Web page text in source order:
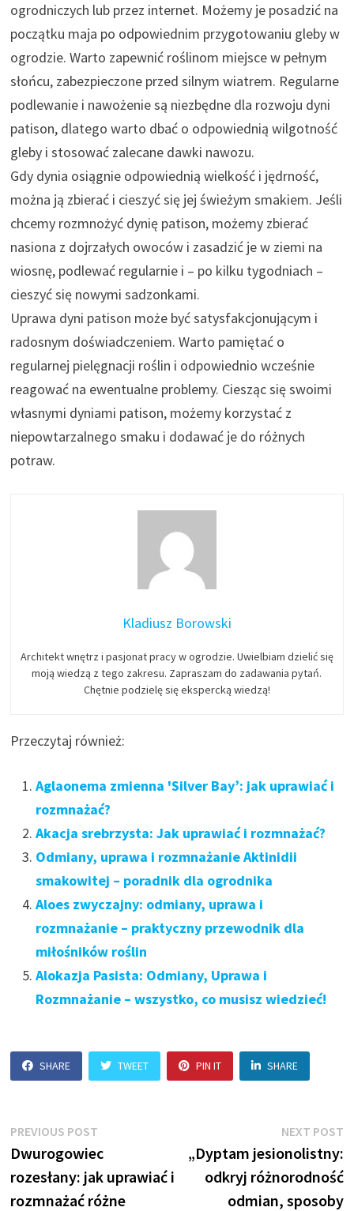
ogrodniczych lub przez internet. Możemy je posadzić na
początku maja po odpowiednim przygotowaniu gleby w
ogrodzie. Warto zapewnić roślinom miejsce w pełnym
słońcu, zabezpieczone przed silnym wiatrem. Regularne
podlewanie i nawożenie są niezbędne dla rozwoju dyni
patison, dlatego warto dbać o odpowiednią wilgotność
gleby i stosować zalecane dawki nawozu.
Gdy dynia osiągnie odpowiednią wielkość i jędrność,
można ją zbierać i cieszyć się jej świeżym smakiem. Jeśli
chcemy rozmnożyć dynię patison, możemy zbierać
nasiona z dojrzałych owoców i zasadzić je w ziemi na
wiosnę, podlewać regularnie i – po kilku tygodniach –
cieszyć się nowymi sadzonkami.
Uprawa dyni patison może być satysfakcjonującym i
radosnym doświadczeniem. Warto pamiętać o
regularnej pielęgnacji roślin i odpowiednio wcześnie
reagować na ewentualne problemy. Ciesząc się swoimi
własnymi dyniami patison, możemy korzystać z
niepowtarzalnego smaku i dodawać je do różnych
potraw.
Kladiusz Borowski
Architekt wnętrz i pasjonat pracy w ogrodzie. Uwielbiam dzielić się
moją wiedzą z tego zakresu. Zapraszam do zadawania pytań.
Chętnie podzielę się ekspercką wiedzą!
Przeczytaj również:
Aglaonema zmienna 'Silver Bay’: jak uprawiać i
rozmnażać?
Akacja srebrzysta: Jak uprawiać i rozmnażać?
Odmiany, uprawa i rozmnażanie Aktinidii
smakowitej – poradnik dla ogrodnika
Aloes zwyczajny: odmiany, uprawa i
rozmnażanie – praktyczny przewodnik dla
miłośników roślin
Alokazja Pasista: Odmiany, Uprawa i
Rozmnażanie – wszystko, co musisz wiedzieć!
SHARE TWEET PIN IT SHARE
Nawigacja
wpisu
PREVIOUS POST
post:
Dwurogowiec
rozesłany: jak uprawiać i
rozmnażać różne
NEXT POST
„Dyptam jesionolistny:
odkryj różnorodność
odmian, sposoby